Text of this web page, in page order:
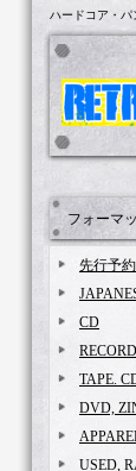
ハードコア・パ
フォーマ
先行予
CD
RECORD
TAPE.
DVD,
USED,